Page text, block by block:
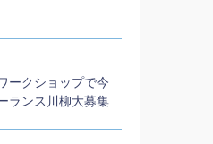
ークショップで今
ランス川柳大募集